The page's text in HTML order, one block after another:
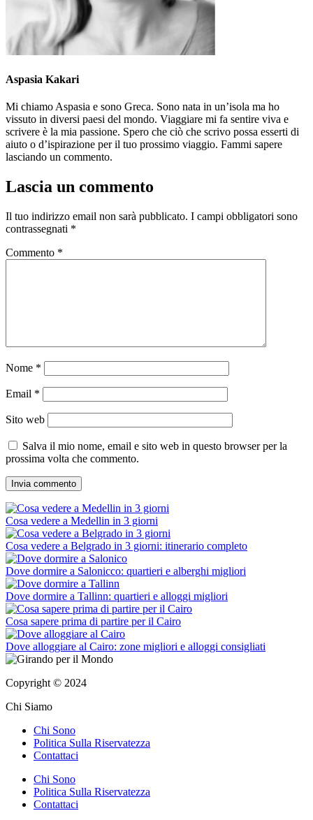
Aspasia Kakari
Mi chiamo Aspasia e sono Greca. Sono nata in un’isola ma ho
vissuto in diversi paesi del mondo. Viaggiare mi fa sentire viva e
scrivere è la mia passione. Spero che ciò che scrivo possa esserti di
aiuto o d’ispirazione per il tuo prossimo viaggio. Fammi sapere
lasciando un commento.
Lascia un commento
Il tuo indirizzo email non sarà pubblicato. I campi obbligatori sono
contrassegnati *
Commento *
Nome *
Email *
Sito web
Salva il mio nome, email e sito web in questo browser per la
prossima volta che commento.
Cosa vedere a Medellin in 3 giorni
Cosa vedere a Belgrado in 3 giorni: itinerario completo
Dove dormire a Salonicco: quartieri e alberghi migliori
Dove dormire a Tallinn: quartieri e alloggi migliori
Cosa sapere prima di partire per il Cairo
Dove alloggiare al Cairo: zone migliori e alloggi consigliati
Copyright © 2024
Chi Siamo
Chi Sono
Politica Sulla Riservatezza
Contattaci
Chi Sono
Politica Sulla Riservatezza
Contattaci